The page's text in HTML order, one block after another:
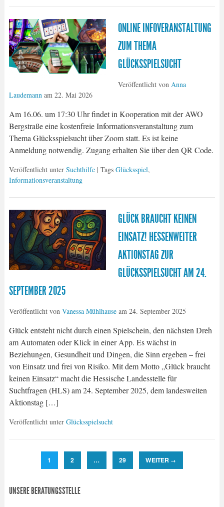
ONLINE INFOVERANSTALTUNG
ZUM THEMA
GLÜCKSSPIELSUCHT
Veröffentlicht von Anna
Laudemann am 22. Mai 2026
Am 16.06. um 17:30 Uhr findet in Kooperation mit der AWO
Bergstraße eine kostenfreie Informationsveranstaltung zum
Thema Glücksspielsucht über Zoom statt. Es ist keine
Anmeldung notwendig. Zugang erhalten Sie über den QR Code.
Veröffentlicht unter Suchthilfe | Tags Glücksspiel,
Informationsveranstaltung
GLÜCK BRAUCHT KEINEN
EINSATZ! HESSENWEITER
AKTIONSTAG ZUR
GLÜCKSSPIELSUCHT AM 24.
SEPTEMBER 2025
Veröffentlicht von Vanessa Mühlhauseam 24. September 2025
Glück entsteht nicht durch einen Spielschein, den nächsten Dreh
am Automaten oder Klick in einer App. Es wächst in
Beziehungen, Gesundheit und Dingen, die Sinn ergeben – frei
von Einsatz und frei von Risiko. Mit dem Motto „Glück braucht
keinen Einsatz“ macht die Hessische Landesstelle für
Suchtfragen (HLS) am 24. September 2025, dem landesweiten
Aktionstag […]
Veröffentlicht unter Glücksspielsucht
1 2 … 29 WEITER →
UNSERE BERATUNGSSTELLE